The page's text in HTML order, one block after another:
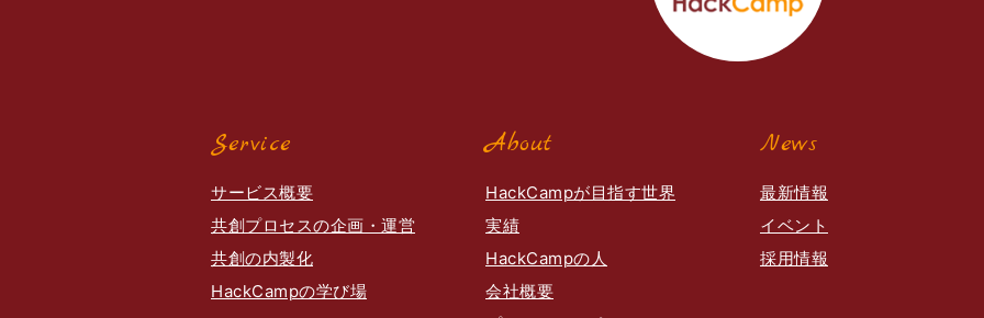
Service
サービス概要
共創プロセスの企画・運営
共創の内製化
HackCampの学び場
About
HackCampが目指す世界
実績
HackCampの人
会社概要
News
最新情報
イベント
採用情報